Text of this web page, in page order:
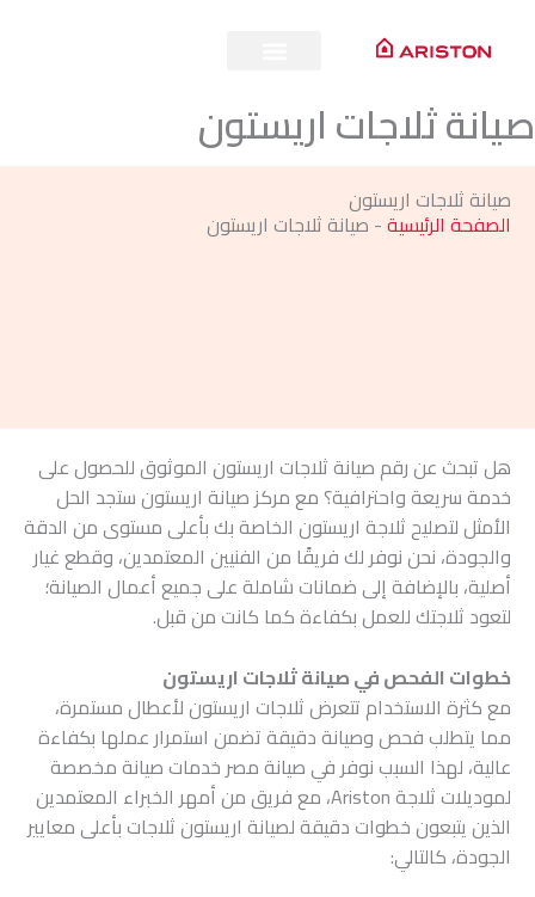
ثلاجات اريستون
صيانة ثلاجات اريستون
الصفحة الرئيسية-صيانة ثلاجات اريستون
هل تبحث عن رقم صيانة ثلاجات اريستون الموثوق للحصول على
خدمة سريعة واحترافية؟ مع مركز صيانة اريستون ستجد الحل
الأمثل لتصليح ثلاجة اريستون الخاصة بك بأعلى مستوى من الدقة
والجودة، نحن نوفر لك فريقًا من الفنيين المعتمدين، وقطع غيار
أصلية، بالإضافة إلى ضمانات شاملة على جميع أعمال الصيانة؛
لتعود ثلاجتك للعمل بكفاءة كما كانت من قبل.
خطوات الفحص في صيانة ثلاجات اريستون
مع كثرة الاستخدام تتعرض ثلاجات اريستون لأعطال مستمرة،
مما يتطلب فحص وصيانة دقيقة تضمن استمرار عملها بكفاءة
عالية، لهذا السبب نوفر في صيانة مصر خدمات صيانة مخصصة
لموديلات ثلاجة Ariston، مع فريق من أمهر الخبراء المعتمدين
الذين يتبعون خطوات دقيقة لصيانة اريستون ثلاجات بأعلى معايير
الجودة، كالتالي: